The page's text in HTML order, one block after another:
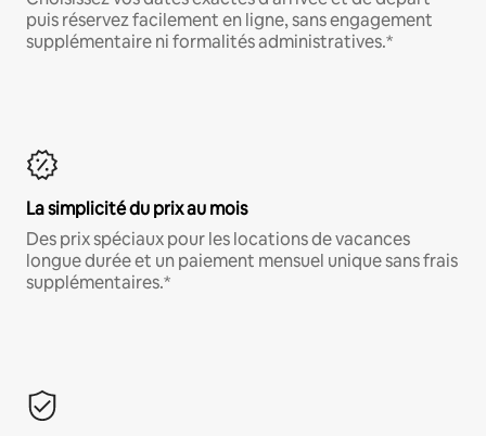
puis réservez facilement en ligne, sans engagement
supplémentaire ni formalités administratives.*
La simplicité du prix au mois
Des prix spéciaux pour les locations de vacances
longue durée et un paiement mensuel unique sans frais
supplémentaires.*